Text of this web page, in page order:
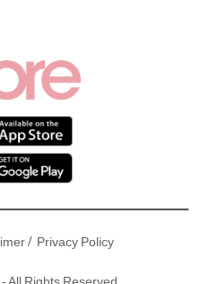
/ Privacy Policy
All Rights Reserved